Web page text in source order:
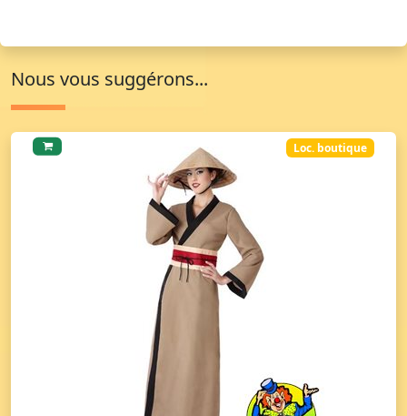
Nous vous suggérons...
Loc. boutique